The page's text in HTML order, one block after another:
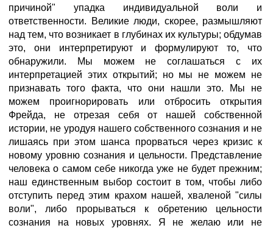
причиной" упадка индивидуальной воли и
ответственности. Великие люди, скорее, размышляют
над тем, что возникает в глубинах их культуры; обдумав
это, они интерпретируют и формулируют то, что
обнаружили. Мы можем не соглашаться с их
интерпретацией этих открытий; но мы не можем не
признавать того факта, что они нашли это. Мы не
можем проигнорировать или отбросить открытия
Фрейда, не отрезая себя от нашей собственной
истории, не уродуя нашего собственного сознания и не
лишаясь при этом шанса прорваться через кризис к
новому уровню сознания и цельности. Представление
человека о самом себе никогда уже не будет прежним;
наш единственным выбор состоит в том, чтобы либо
отступить перед этим крахом нашей, хваленой "силы
воли", либо прорываться к обретению цельности
сознания на новых уровнях. Я не желаю или не